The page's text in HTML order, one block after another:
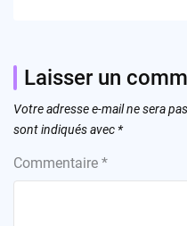
Laisser un
Votre adresse e-mail ne sera
sont indiqués avec *
Commentaire *